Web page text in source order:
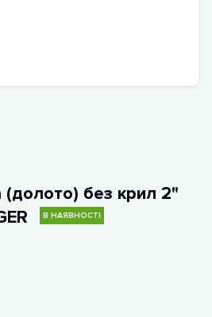
без крил 2"
В НАЯВНОСТІ